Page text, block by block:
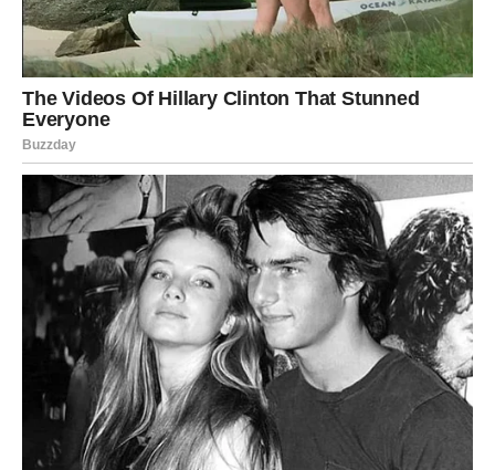
Vage ulaze u period u kojem će imati osjećaj da ih ljudi ne
razumiju onako kako bi željele.
Inače vole mir, sklad i dobre odnose sa svima, ali naredni
dani donose situacije koje će ih natjerati da se zauzmu za
sebe.
Mogući su manji sukobi na poslu, u porodici ili u
ljubavnom odnosu. Neko bi mogao tražiti više pažnje
nego što Vaga trenutno može pružiti, dok će drugi
očekivati odgovore na pitanja koja Vaga još nije spremna
dati.
Najveći izazov za pripadnike ovog znaka biće donošenje